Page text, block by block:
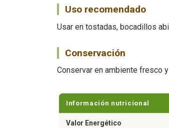
Uso recomendado
Usar en tostadas, bocadillos
Conservación
Conservar en ambiente fresco
Información nutricional
Valor Energético